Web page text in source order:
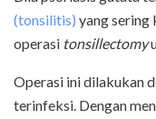
(tonsilitis) yang sering
operasi tonsillectomy
Operasi ini dilakukan
terinfeksi. Dengan